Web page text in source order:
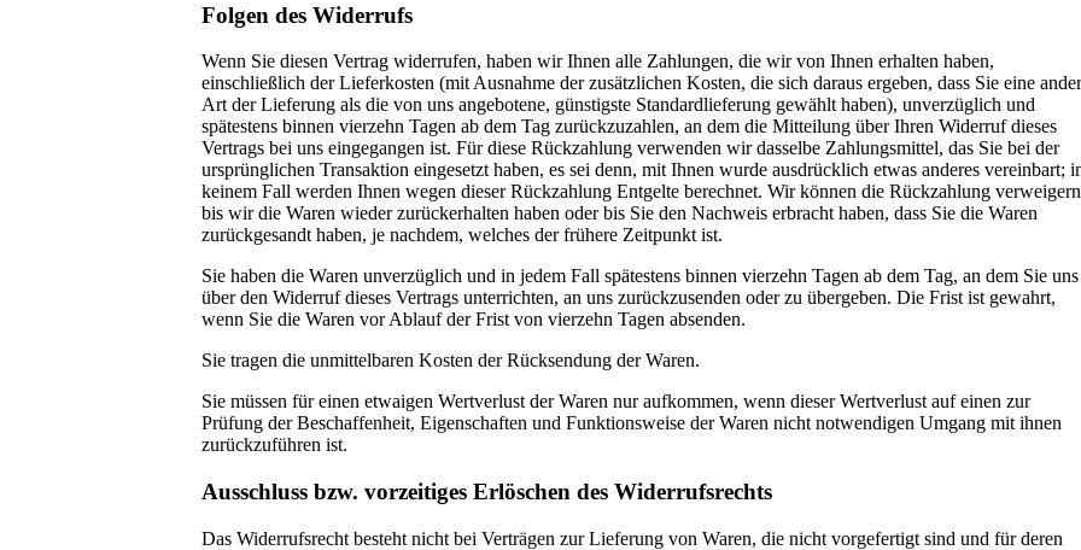
Folgen des Widerrufs
Wenn Sie diesen Vertrag widerrufen, haben wir Ihnen alle Zahlungen, die wir von Ihnen erhalten haben,
einschließlich der Lieferkosten (mit Ausnahme der zusätzlichen Kosten, die sich daraus ergeben, dass Sie eine
Art der Lieferung als die von uns angebotene, günstigste Standardlieferung gewählt haben), unverzüglich und
spätestens binnen vierzehn Tagen ab dem Tag zurückzuzahlen, an dem die Mitteilung über Ihren Widerruf dieses
Vertrags bei uns eingegangen ist. Für diese Rückzahlung verwenden wir dasselbe Zahlungsmittel, das Sie bei der
ursprünglichen Transaktion eingesetzt haben, es sei denn, mit Ihnen wurde ausdrücklich etwas anderes vereinbart;
keinem Fall werden Ihnen wegen dieser Rückzahlung Entgelte berechnet. Wir können die Rückzahlung
bis wir die Waren wieder zurückerhalten haben oder bis Sie den Nachweis erbracht haben, dass Sie die Waren
zurückgesandt haben, je nachdem, welches der frühere Zeitpunkt ist.
Sie haben die Waren unverzüglich und in jedem Fall spätestens binnen vierzehn Tagen ab dem Tag, an dem Sie uns
über den Widerruf dieses Vertrags unterrichten, an uns zurückzusenden oder zu übergeben. Die Frist ist gewahrt,
wenn Sie die Waren vor Ablauf der Frist von vierzehn Tagen absenden.
Sie tragen die unmittelbaren Kosten der Rücksendung der Waren.
Sie müssen für einen etwaigen Wertverlust der Waren nur aufkommen, wenn dieser Wertverlust auf einen zur
Prüfung der Beschaffenheit, Eigenschaften und Funktionsweise der Waren nicht notwendigen Umgang mit ihnen
zurückzuführen ist.
Ausschluss bzw. vorzeitiges Erlöschen des Widerrufsrechts
Das Widerrufsrecht besteht nicht bei Verträgen zur Lieferung von Waren, die nicht vorgefertigt sind und für deren